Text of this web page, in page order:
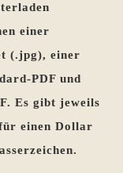
einer
(.jpg), einer
PDF und
Es gibt jeweils
einen Dollar